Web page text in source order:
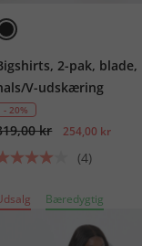
2-pak, blade,
V-udskæring
- 20%
kr 254,00 kr
(4)
Bæredygtig